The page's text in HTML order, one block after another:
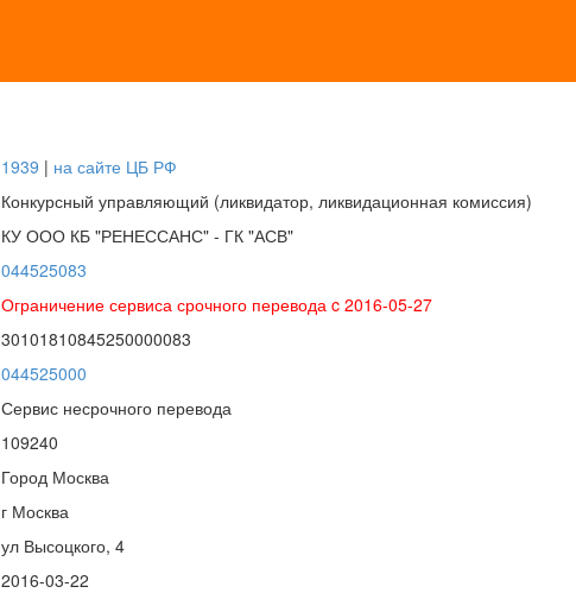
1939 | на сайте ЦБ РФ
Конкурсный управляющий (ликвидатор, ликвидационная комиссия)
КУ ООО КБ "РЕНЕССАНС" - ГК "АСВ"
044525083
Ограничение сервиса срочного перевода c 2016-05-27
30101810845250000083
044525000
Сервис несрочного перевода
109240
Город Москва
г Москва
ул Высоцкого, 4
2016-03-22